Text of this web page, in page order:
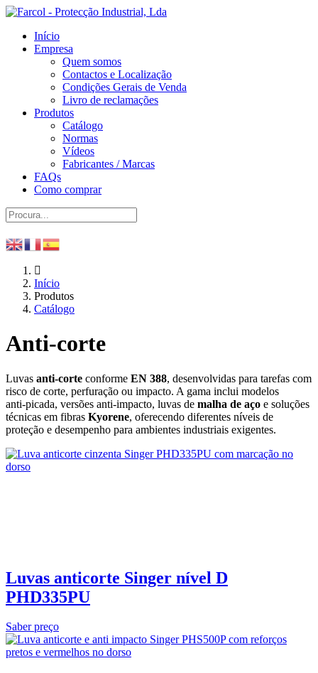
Início
Empresa
Quem somos
Contactos e Localização
Condições Gerais de Venda
Livro de reclamações
Produtos
Catálogo
Normas
Vídeos
Fabricantes / Marcas
FAQs
Como comprar
Início
Produtos
Catálogo
Anti-corte
Luvas anti‑corte conforme EN 388, desenvolvidas para tarefas com
risco de corte, perfuração ou impacto. A gama inclui modelos
anti‑picada, versões anti‑impacto, luvas de malha de aço e soluções
técnicas em fibras Kyorene, oferecendo diferentes níveis de
proteção e desempenho para ambientes industriais exigentes.
Luvas anticorte Singer nível D
PHD335PU
Saber preço